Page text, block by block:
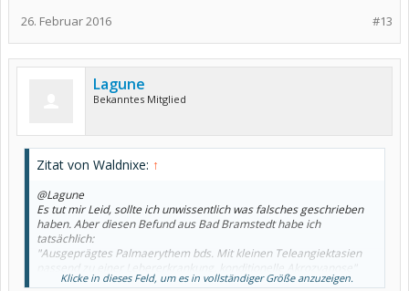
#13
26. Februar 2016
Lagune
Bekanntes Mitglied
Zitat von Waldnixe: ↑
@Lagune
Es tut mir Leid, sollte ich unwissentlich was falsches geschrieben
haben. Aber diesen Befund aus Bad Bramstedt habe ich
tatsächlich:
"Ausgeprägtes Palmaerythem bds. Mit kleinen Teleangiektasien
passend zu einer Lebererkrankung, konditionelle Akrozyanose"
Also nichts für ungut.
Klicke in dieses Feld, um es in vollständiger Größe anzuzeigen.